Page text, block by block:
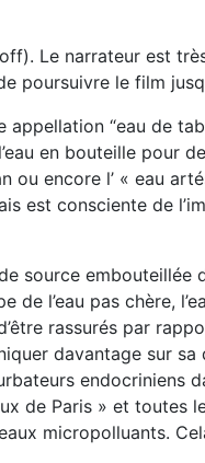
Le narrateur est
poursuivre le film
“eau de
en bouteille pour
ou encore l’ « eau
est consciente de
source embouteillée
l’eau pas chère,
rassurés par
davantage sur sa
endocriniens
de Paris » et toutes
micropolluants.